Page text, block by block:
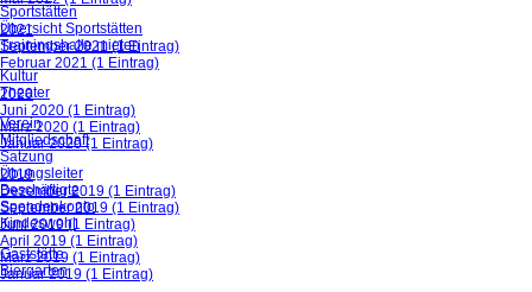
Sportstätten
Übersicht Sportstätten
Trainingshalle mieten
Kultur
Theater
Verein
Mitgliedschaft
Satzung
Übungsleiter
Beschäftigte
Spendenkonto
Kindeswohl
Gaststätte
Biergarten
2021
September 2021 (1 Eintrag)
Februar 2021 (1 Eintrag)
2020
Juni 2020 (1 Eintrag)
März 2020 (1 Eintrag)
Januar 2020 (1 Eintrag)
2019
Dezember 2019 (1 Eintrag)
September 2019 (1 Eintrag)
Juni 2019 (1 Eintrag)
April 2019 (1 Eintrag)
März 2019 (1 Eintrag)
Januar 2019 (1 Eintrag)